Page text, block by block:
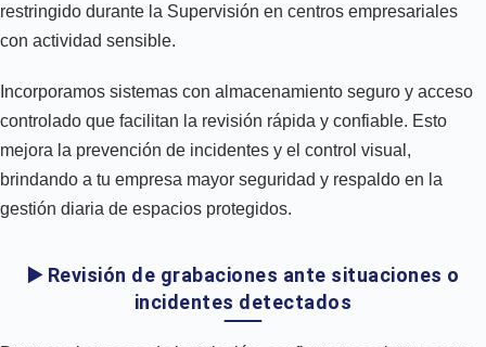
restringido durante la Supervisión en centros empresariales
con actividad sensible.
Incorporamos sistemas con almacenamiento seguro y acceso
controlado que facilitan la revisión rápida y confiable. Esto
mejora la prevención de incidentes y el control visual,
brindando a tu empresa mayor seguridad y respaldo en la
gestión diaria de espacios protegidos.
▶️ Revisión de grabaciones ante situaciones o
incidentes detectados